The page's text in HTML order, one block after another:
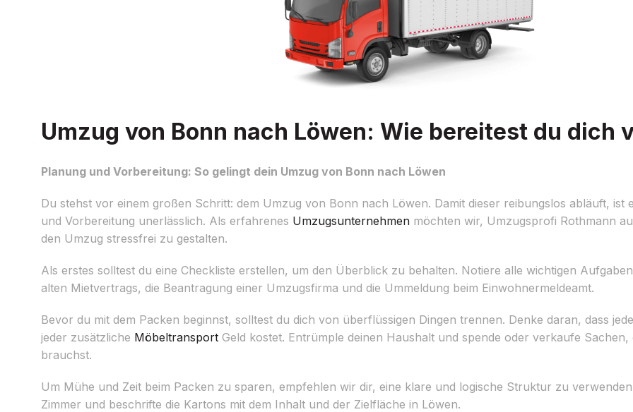
Umzug von Bonn nach Löwen: Wie bereitest du dich
Planung und Vorbereitung: So gelingt dein Umzug von Bonn nach Löwen
Du stehst vor einem großen Schritt: dem Umzug von Bonn nach Löwen. Damit dieser reibungslos abläuft, ist
und Vorbereitung unerlässlich. Als erfahrenes Umzugsunternehmen möchten wir, Umzugsprofi Rothmann
den Umzug stressfrei zu gestalten.
Als erstes solltest du eine Checkliste erstellen, um den Überblick zu behalten. Notiere alle wichtigen
alten Mietvertrags, die Beantragung einer Umzugsfirma und die Ummeldung beim Einwohnermeldeamt.
Bevor du mit dem Packen beginnst, solltest du dich von überflüssigen Dingen trennen. Denke daran, dass
jeder zusätzliche Möbeltransport Geld kostet. Entrümple deinen Haushalt und spende oder verkaufe
brauchst.
Um Mühe und Zeit beim Packen zu sparen, empfehlen wir dir, eine klare und logische Struktur zu
Zimmer und beschrifte die Kartons mit dem Inhalt und der Zielfläche in Löwen.